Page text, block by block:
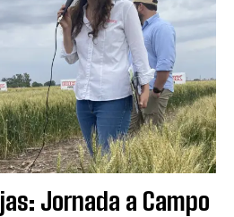
Jornada a Campo